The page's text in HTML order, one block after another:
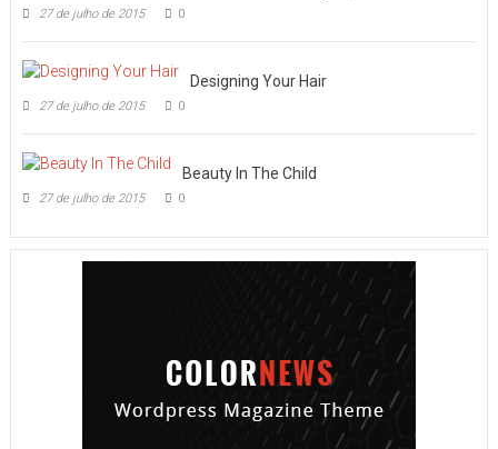
27 de julho de 2015 0
Designing Your Hair
27 de julho de 2015 0
Beauty In The Child
27 de julho de 2015 0